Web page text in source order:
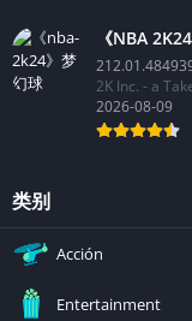
《NBA
2K Inc. - a
2026-08-09
类别
Acción
Entertainment